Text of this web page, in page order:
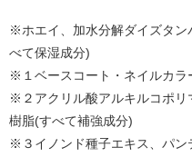
※ホエイ、加水分解ダイズタン
べて保湿成分)
※１ベースコート・ネイルカラ
※２アクリル酸アルキルコポリ
樹脂(すべて補強成分)
※３イノンド種子エキス、パン